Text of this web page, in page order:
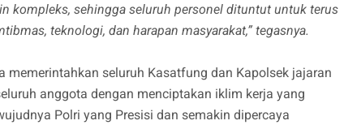
kompleks, sehingga seluruh personel dituntut untuk terus
teknologi, dan harapan masyarakat,” tegasnya.
memerintahkan seluruh Kasatfung dan Kapolsek jajaran
anggota dengan menciptakan iklim kerja yang
Polri yang Presisi dan semakin dipercaya